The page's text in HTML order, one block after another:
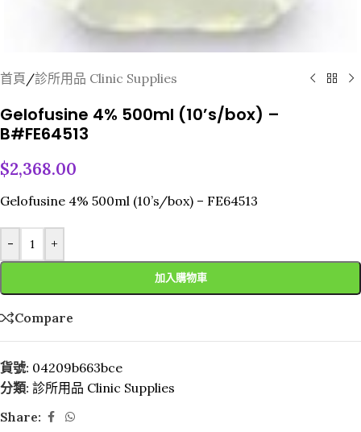
首頁 /診所用品 Clinic Supplies
Gelofusine 4% 500ml (10’s/box) –
B#FE64513
$2,368.00
Gelofusine 4% 500ml (10’s/box) – FE64513
- +
加入購物車
Compare
貨號: 04209b663bce
分類: 診所用品 Clinic Supplies
Share: